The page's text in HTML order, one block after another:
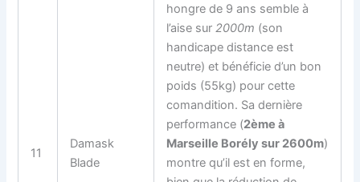
11
Damask
Blade
hongre de 9 ans semble à
l’aise sur 2000m (son
handicape distance est
neutre) et bénéficie d’un bon
poids (55kg) pour cette
comandition. Sa dernière
performance (2ème à
Marseille Borély sur 2600m)
montre qu’il est en forme,